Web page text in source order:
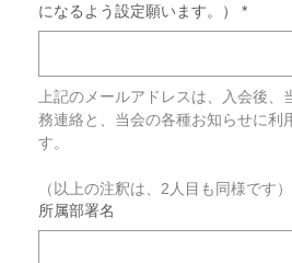
になるよう設定願います。）
*
上記のメールアドレスは、入会後
務連絡と、当会の各種お知らせに利
す。
（以上の注釈は、2人目も同様です）
所属部署名